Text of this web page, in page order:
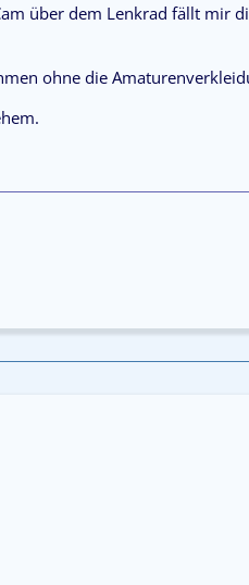
über dem Lenkrad fällt mir
ohne die